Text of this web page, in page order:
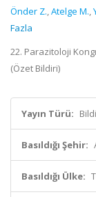
Önder Z.,Atelge M.,
Fazla
22. Parazitoloji
(Özet Bildiri)
Yayın Türü:
Basıldığı Şehir:
Basıldığı Ülke: